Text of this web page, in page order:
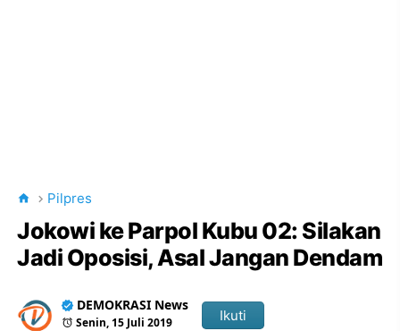
Pilpres
Jokowi ke Parpol Kubu 02: Silakan
Jadi Oposisi, Asal Jangan Dendam
DEMOKRASI News
Senin, 15 Juli 2019 Ikuti